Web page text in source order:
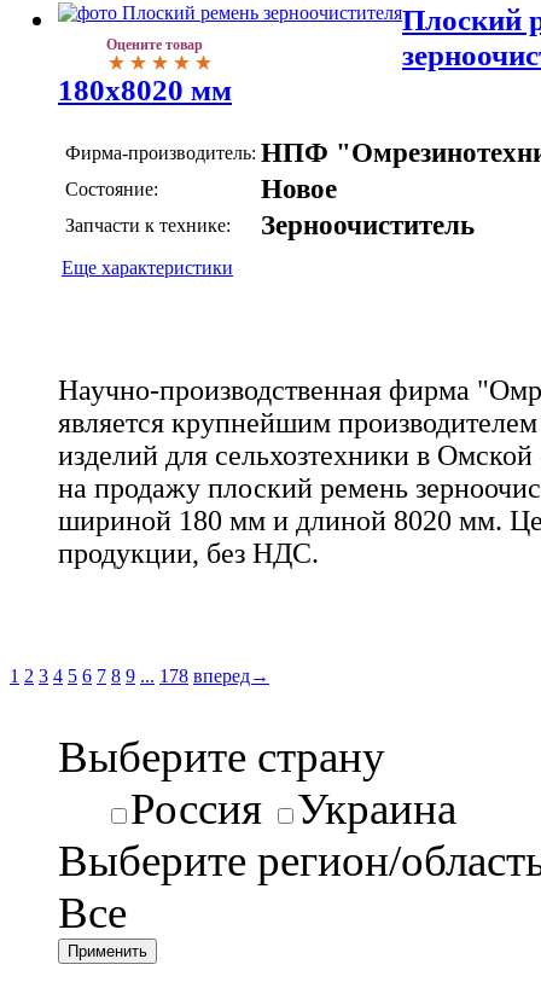
Оцените товар
Плоский
180х8020 мм
Фирма-производитель: НПФ
Состояние: Новое
Запчасти к технике: Зерноочиститель
Еще характеристики
Научно-производственная фирма
является крупнейшим
изделий для сельхозтехники в Омской
на продажу плоский ремень
шириной 180 мм и длиной 8020 мм.
продукции, без НДС.
1 2 3 4 5 6 7 8 9 ... 178 вперед→
Выберите страну
Россия
Украина
Выберите регион/
Все